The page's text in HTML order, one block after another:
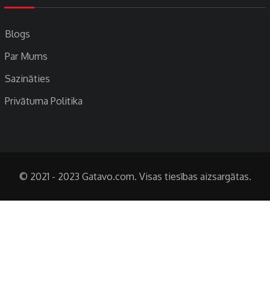
Blogs
Par Mums
Sazināties
Privātuma Politika
© 2021 - 2023 Gatavo.com. Visas tiesības aizsargātas.